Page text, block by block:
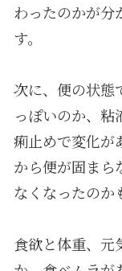
わったのかが分
す。
次に、便の状態
っぽいのか、
痢止めで変化が
から便が固まら
なくなったのか
食欲と体重、元